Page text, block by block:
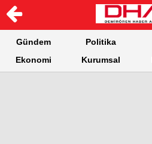
Gündem Politika
Ekonomi
Kurumsal